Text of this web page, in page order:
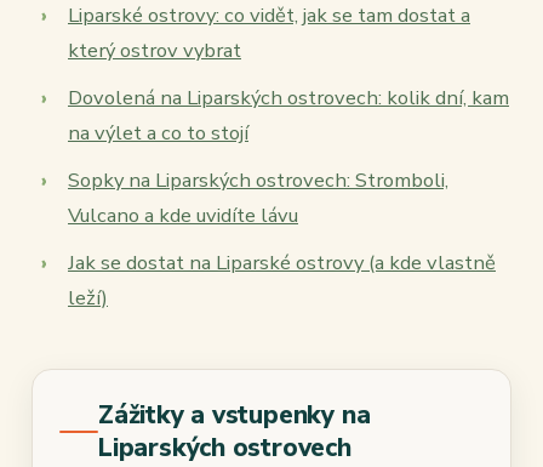
Liparské ostrovy: co vidět, jak se tam dostat a
který ostrov vybrat
Dovolená na Liparských ostrovech: kolik dní, kam
na výlet a co to stojí
Sopky na Liparských ostrovech: Stromboli,
Vulcano a kde uvidíte lávu
Jak se dostat na Liparské ostrovy (a kde vlastně
leží)
Zážitky a vstupenky na
Liparských ostrovech